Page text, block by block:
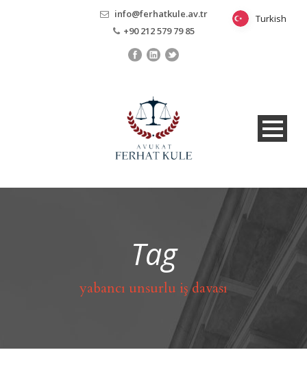
info@ferhatkule.av.tr
+90 212 579 79 85
Tag
yabancı unsurlu iş davası
Turkish
Turkish